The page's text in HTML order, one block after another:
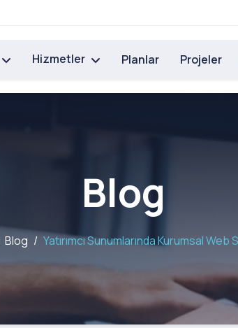
Hizmetler Planlar Projeler
Blog
Blog Yatırımcı Sunumlarında Kurumsal